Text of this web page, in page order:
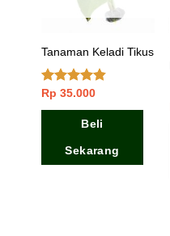
Tanaman Keladi Tikus
Dinilai
Rp 35.000
Beli
Sekarang